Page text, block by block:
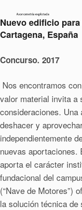
Nuevo edificio
Cartagena, España
Concurso. 2017
Nos encontramos
valor material invita a
consideraciones.
deshacer y
independientemente
nuevas aportaciones.
aporta el carácter
fundacional del
(“Nave de Motores”)
la solución técnica